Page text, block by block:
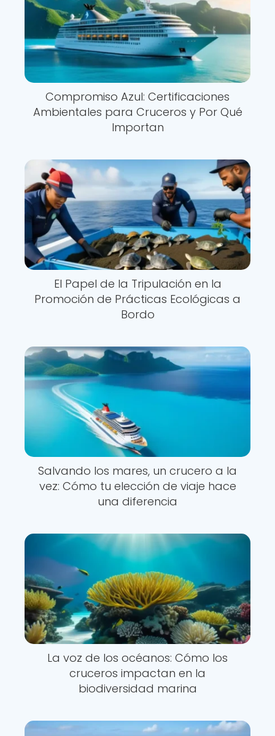
Compromiso Azul: Certificaciones
Ambientales para Cruceros y Por Qué
Importan
El Papel de la Tripulación en la
Promoción de Prácticas Ecológicas a
Bordo
Salvando los mares, un crucero a la
vez: Cómo tu elección de viaje hace
una diferencia
La voz de los océanos: Cómo los
cruceros impactan en la
biodiversidad marina